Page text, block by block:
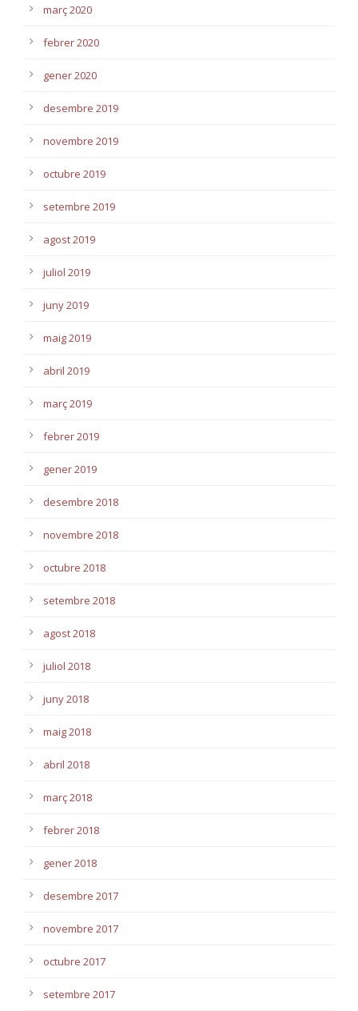
març 2020
febrer 2020
gener 2020
desembre 2019
novembre 2019
octubre 2019
setembre 2019
agost 2019
juliol 2019
juny 2019
maig 2019
abril 2019
març 2019
febrer 2019
gener 2019
desembre 2018
novembre 2018
octubre 2018
setembre 2018
agost 2018
juliol 2018
juny 2018
maig 2018
abril 2018
març 2018
febrer 2018
gener 2018
desembre 2017
novembre 2017
octubre 2017
setembre 2017